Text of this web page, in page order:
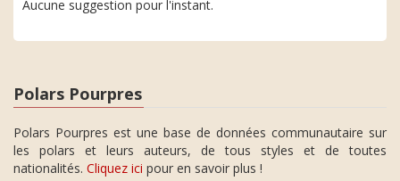
Aucune suggestion pour l'instant.
Polars Pourpres
Polars Pourpres est une base de données communautaire sur
les polars et leurs auteurs, de tous styles et de toutes
nationalités. Cliquez ici pour en savoir plus !